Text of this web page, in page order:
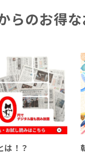
らのお得
は！？